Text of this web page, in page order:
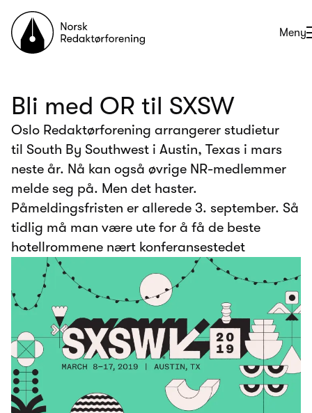
Til forsiden
Åpne
Meny
Bli med OR til SXSW
Oslo Redaktørforening arrangerer studietur
til South By Southwest i Austin, Texas i mars
neste år. Nå kan også øvrige NR-medlemmer
melde seg på. Men det haster.
Påmeldingsfristen er allerede 3. september. Så
tidlig må man være ute for å få de beste
hotellrommene nært konferansestedet